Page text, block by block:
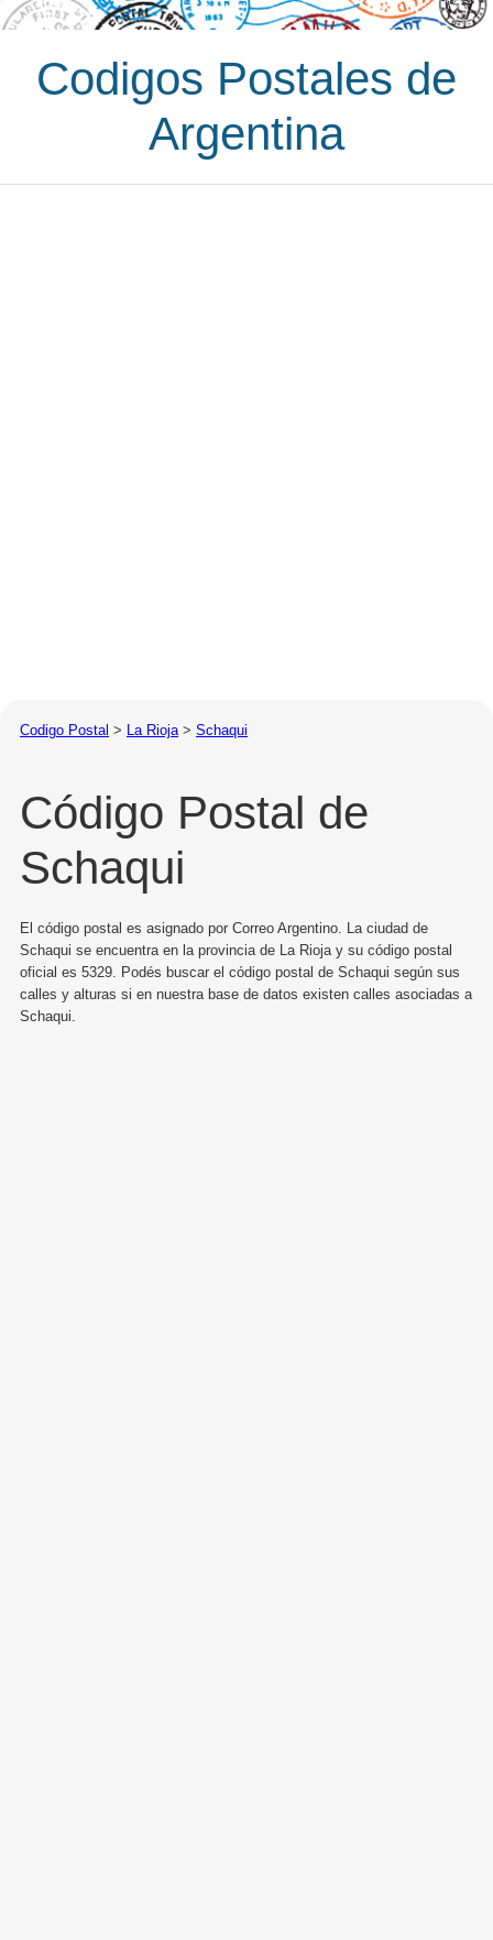
Codigos Postales de
Argentina
Codigo Postal > La Rioja > Schaqui
Código Postal de
Schaqui
El código postal es asignado por Correo Argentino. La ciudad de
Schaqui se encuentra en la provincia de La Rioja y su código postal
oficial es 5329. Podés buscar el código postal de Schaqui según sus
calles y alturas si en nuestra base de datos existen calles asociadas a
Schaqui.